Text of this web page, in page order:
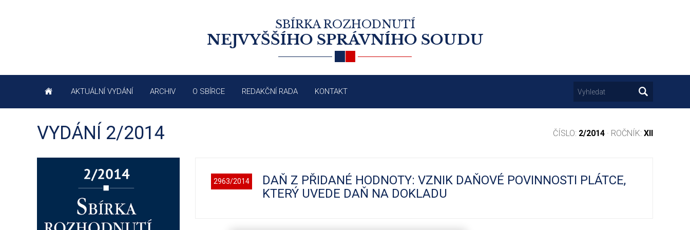
SBÍRKA ROZHODNUTÍ
NEJVYŠŠÍHO SPRÁVNÍHO SOUDU
AKTUÁLNÍ VYDÁNÍ ARCHIV O SBÍRCE REDAKČNÍ RADA KONTAKT
VYDÁNÍ 2/2014 ČÍSLO: 2/2014 · ROČNÍK: XII
2963/2014
DAŇ Z PŘIDANÉ HODNOTY: VZNIK DAŇOVÉ POVINNOSTI PLÁTCE,
KTERÝ UVEDE DAŇ NA DOKLADU